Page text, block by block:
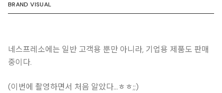
BRAND VISUAL
네스프레소에는 일반 고객용 뿐만 아니라, 기업용 제품도 판매
중이다.
(이번에 촬영하면서 처음 알았다…ㅎㅎ;;)